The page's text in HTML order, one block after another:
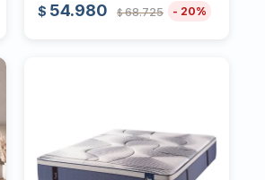
$ 54.980 $ 68.725 20